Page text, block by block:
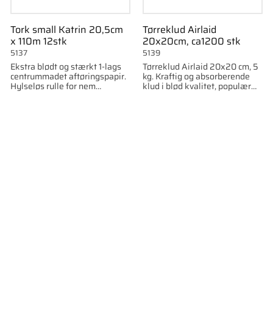
Tork small Katrin 20,5cm
x 110m 12stk
Ekstra blødt og stærkt 1-lags
centrummadet aftøringspapir.
Hylseløs rulle for nem
5137
Tørreklud Airlaid
20x20cm, ca1200 stk
Tørreklud Airlaid 20x20 cm, 5
kg. Kraftig og absorberende
klud i blød kvalitet, populær
5139